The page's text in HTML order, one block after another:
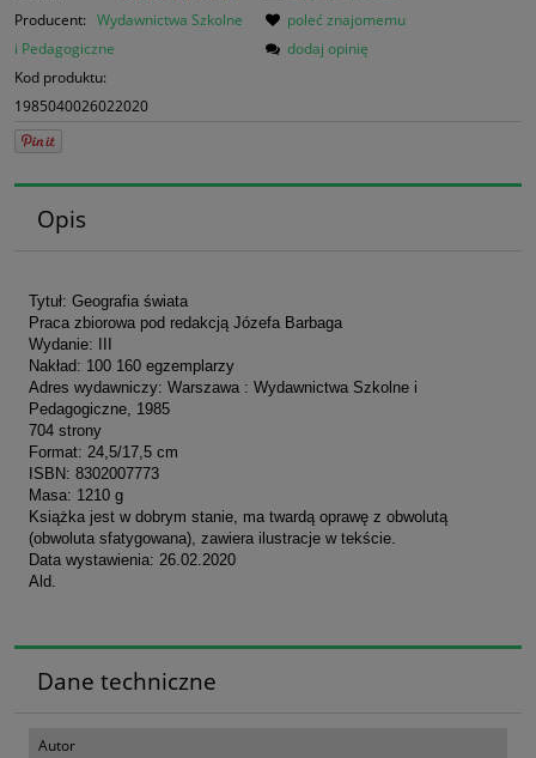
Producent: Wydawnictwa Szkolne
i Pedagogiczne
Kod produktu:
1985040026022020
poleć znajomemu
dodaj opinię
Opis
Tytuł: Geografia świata
Praca zbiorowa pod redakcją Józefa Barbaga
Wydanie: III
Nakład: 100 160 egzemplarzy
Adres wydawniczy: Warszawa : Wydawnictwa Szkolne i
Pedagogiczne, 1985
704 strony
Format: 24,5/17,5 cm
ISBN: 8302007773
Masa: 1210 g
Książka jest w dobrym stanie, ma twardą oprawę z obwolutą
(obwoluta sfatygowana), zawiera ilustracje w tekście.
Data wystawienia: 26.02.2020
Ald.
Dane techniczne
Autor